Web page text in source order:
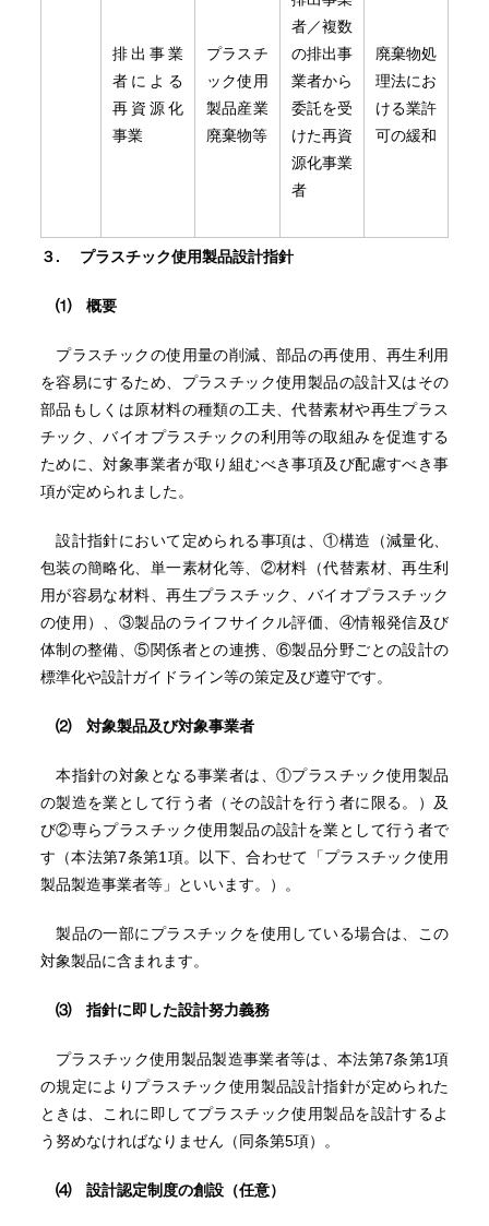
排出事業
者による
再資源化
事業
プラスチ
ック使用
製品産業
廃棄物等
者／複数
の排出事
業者から
委託を受
けた再資
源化事業
者
廃棄物処
理法にお
ける業許
可の緩和
３. プラスチック使用製品設計指針
⑴ 概要
プラスチックの使用量の削減、部品の再使用、再生利用
を容易にするため、プラスチック使用製品の設計又はその
部品もしくは原材料の種類の工夫、代替素材や再生プラス
チック、バイオプラスチックの利用等の取組みを促進する
ために、対象事業者が取り組むべき事項及び配慮すべき事
項が定められました。
設計指針において定められる事項は、①構造（減量化、
包装の簡略化、単一素材化等、②材料（代替素材、再生利
用が容易な材料、再生プラスチック、バイオプラスチック
の使用）、③製品のライフサイクル評価、④情報発信及び
体制の整備、⑤関係者との連携、⑥製品分野ごとの設計の
標準化や設計ガイドライン等の策定及び遵守です。
⑵ 対象製品及び対象事業者
本指針の対象となる事業者は、①プラスチック使用製品
の製造を業として行う者（その設計を行う者に限る。）及
び②専らプラスチック使用製品の設計を業として行う者で
す（本法第7条第1項。以下、合わせて「プラスチック使用
製品製造事業者等」といいます。）。
製品の一部にプラスチックを使用している場合は、この
対象製品に含まれます。
⑶ 指針に即した設計努力義務
プラスチック使用製品製造事業者等は、本法第7条第1項
の規定によりプラスチック使用製品設計指針が定められた
ときは、これに即してプラスチック使用製品を設計するよ
う努めなければなりません（同条第5項）。
⑷ 設計認定制度の創設（任意）